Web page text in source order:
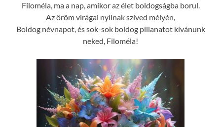
Filoméla, ma a nap, amikor az élet boldogságba borul.
Az öröm virágai nyílnak szíved mélyén,
Boldog névnapot, és sok-sok boldog pillanatot kívánunk
neked, Filoméla!